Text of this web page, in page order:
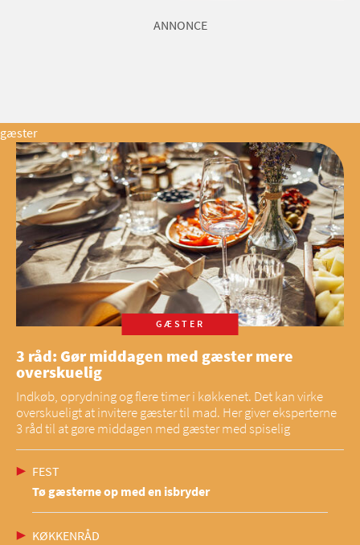
Viña Esmeralda. KonkurrencenANNONCE
gæster
GÆSTER
3 råd: Gør middagen med gæster mere
overskuelig
Indkøb, oprydning og flere timer i køkkenet. Det kan virke
overskueligt at invitere gæster til mad. Her giver eksperterne
3 råd til at gøre middagen med gæster med spiselig
FEST
Tø gæsterne op med en isbryder
KØKKENRÅD